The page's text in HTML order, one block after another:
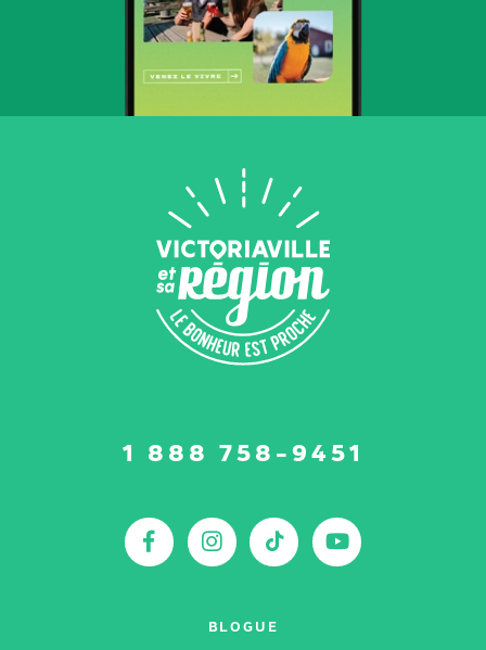
1 888 758-9451
Facebook
Instagram
TikTok
BLOGUE